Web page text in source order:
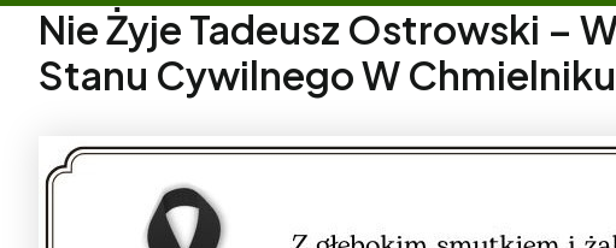
Nie Żyje Tadeusz Ostrowski –
Stanu Cywilnego W Chmielniku